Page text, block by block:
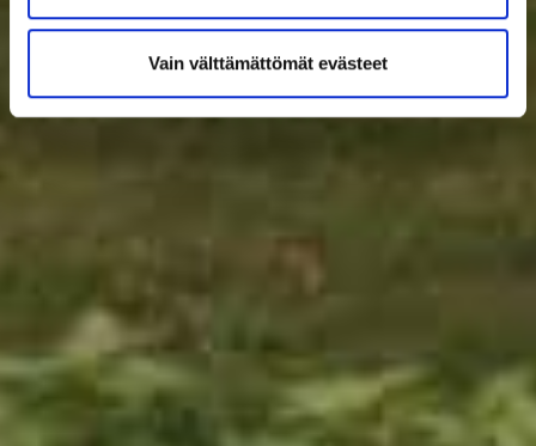
Vain välttämättömät evästeet